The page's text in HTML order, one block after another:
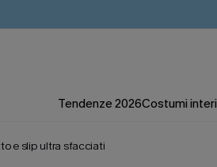
Tendenze 2026Costumi interi
e slip ultra sfacciati